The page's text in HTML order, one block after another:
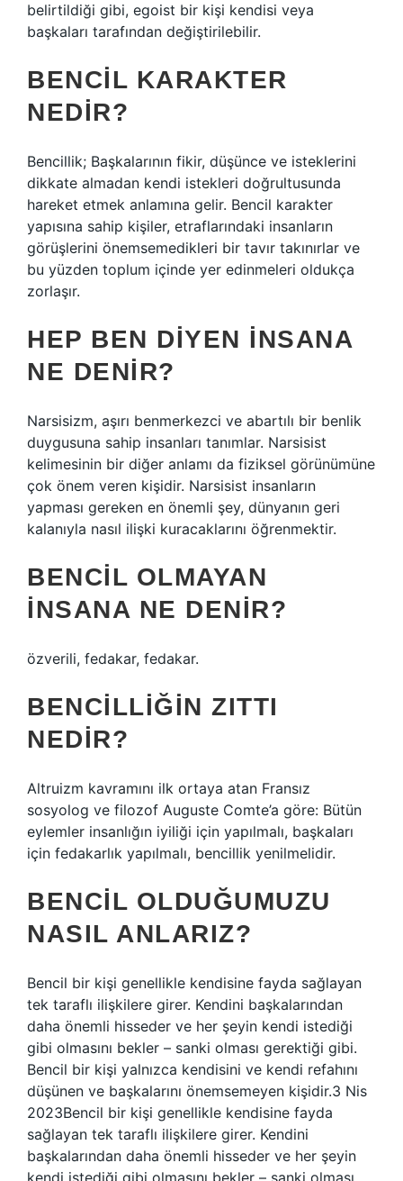
belirtildiği gibi, egoist bir kişi kendisi veya
başkaları tarafından değiştirilebilir.
BENCIL KARAKTER
NEDIR?
Bencillik; Başkalarının fikir, düşünce ve isteklerini
dikkate almadan kendi istekleri doğrultusunda
hareket etmek anlamına gelir. Bencil karakter
yapısına sahip kişiler, etraflarındaki insanların
görüşlerini önemsemedikleri bir tavır takınırlar ve
bu yüzden toplum içinde yer edinmeleri oldukça
zorlaşır.
HEP BEN DIYEN INSANA
NE DENIR?
Narsisizm, aşırı benmerkezci ve abartılı bir benlik
duygusuna sahip insanları tanımlar. Narsisist
kelimesinin bir diğer anlamı da fiziksel görünümüne
çok önem veren kişidir. Narsisist insanların
yapması gereken en önemli şey, dünyanın geri
kalanıyla nasıl ilişki kuracaklarını öğrenmektir.
BENCIL OLMAYAN
INSANA NE DENIR?
özverili, fedakar, fedakar.
BENCILLIĞIN ZITTI
NEDIR?
Altruizm kavramını ilk ortaya atan Fransız
sosyolog ve filozof Auguste Comte’a göre: Bütün
eylemler insanlığın iyiliği için yapılmalı, başkaları
için fedakarlık yapılmalı, bencillik yenilmelidir.
BENCIL OLDUĞUMUZU
NASIL ANLARIZ?
Bencil bir kişi genellikle kendisine fayda sağlayan
tek taraflı ilişkilere girer. Kendini başkalarından
daha önemli hisseder ve her şeyin kendi istediği
gibi olmasını bekler – sanki olması gerektiği gibi.
Bencil bir kişi yalnızca kendisini ve kendi refahını
düşünen ve başkalarını önemsemeyen kişidir.3 Nis
2023Bencil bir kişi genellikle kendisine fayda
sağlayan tek taraflı ilişkilere girer. Kendini
başkalarından daha önemli hisseder ve her şeyin
kendi istediği gibi olmasını bekler – sanki olması